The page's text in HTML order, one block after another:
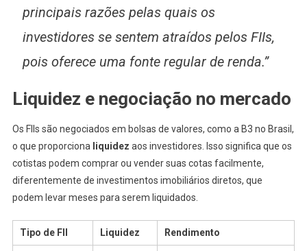
principais razões pelas quais os
investidores se sentem atraídos pelos FIIs,
pois oferece uma fonte regular de renda.”
Liquidez e negociação no mercado
Os FIIs são negociados em bolsas de valores, como a B3 no Brasil,
o que proporciona liquidez aos investidores. Isso significa que os
cotistas podem comprar ou vender suas cotas facilmente,
diferentemente de investimentos imobiliários diretos, que
podem levar meses para serem liquidados.
Tipo de FII Liquidez Rendimento